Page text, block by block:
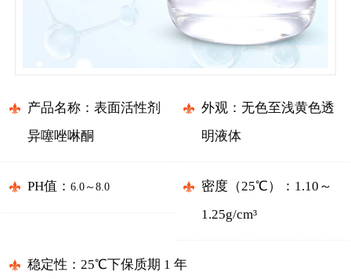
产品名称：表面活性剂
异噻唑啉酮
外观：无色至浅黄色透
明液体
PH值： 6.0～ 8.0
密度（25℃）：1.10～
1.25g/cm³
稳定性：25℃下保质期 1 年